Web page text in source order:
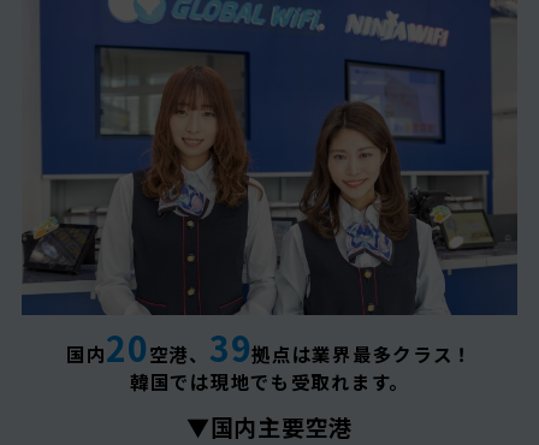
国内20空港、 39拠点は業界最多クラス！
韓国では現地でも受取れます。
▼国内主要空港